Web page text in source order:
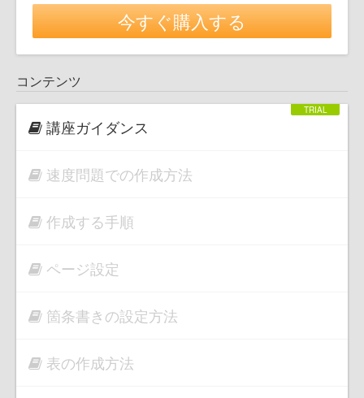
今すぐ購入する
コンテンツ
講座ガイダンス
速度問題での作成方法
作成する手順
ページ設定
箇条書きの設定方法
表の作成方法